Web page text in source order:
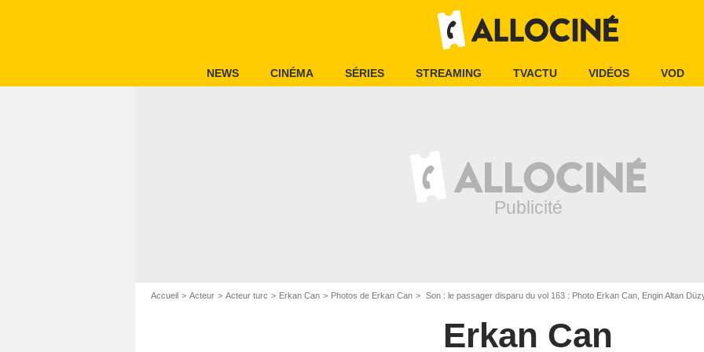
NEWS CINÉMA SÉRIES STREAMING TVACTU VIDÉOS VOD
Accueil Acteur Acteur turc Erkan Can Photos de Erkan Can Son : le passager disparu du vol 163 : Photo Erkan Can, Engin Altan
Erkan Can